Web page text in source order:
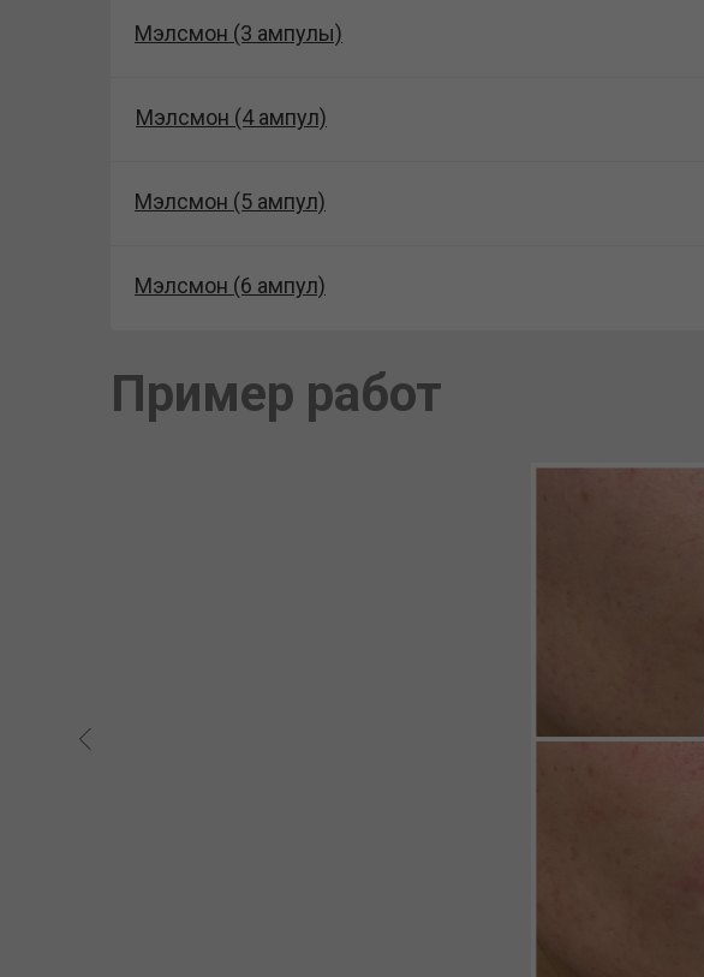
Мэлсмон (6 ампул)
Мэлсмон (5 ампул)
Мэлсмон (4 ампул)
Мэлсмон (3 ампулы)
Пример работ